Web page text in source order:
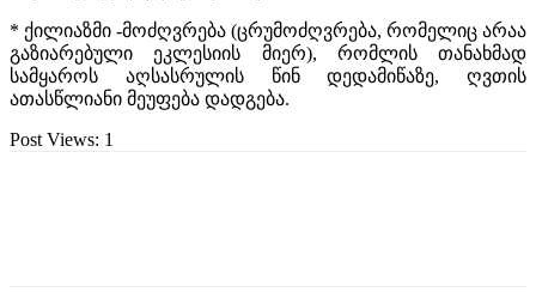
* ქილიაზმი -მოძღვრება (ცრუმოძღვრება, რომელიც არაა
გაზიარებული ეკლესიის მიერ), რომლის თანახმად
სამყაროს აღსასრულის წინ დედამიწაზე, ღვთის
ათასწლიანი მეუფება დადგება.
Post Views: 1